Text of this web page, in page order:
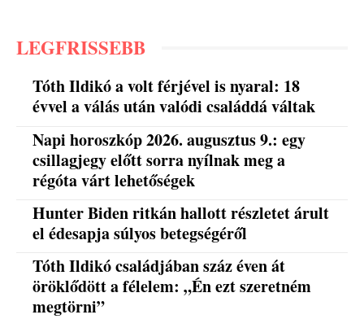
LEGFRISSEBB
Tóth Ildikó a volt férjével is nyaral: 18
évvel a válás után valódi családdá váltak
Napi horoszkóp 2026. augusztus 9.: egy
csillagjegy előtt sorra nyílnak meg a
régóta várt lehetőségek
Hunter Biden ritkán hallott részletet árult
el édesapja súlyos betegségéről
Tóth Ildikó családjában száz éven át
öröklődött a félelem: „Én ezt szeretném
megtörni”